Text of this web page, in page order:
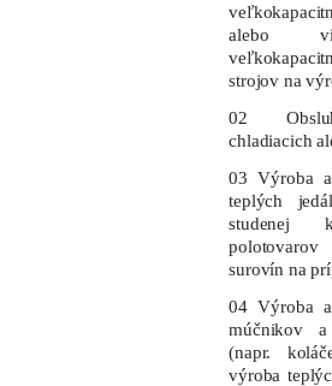
alebo
strojov na
02
chladiacich
03 Výroba
teplých
studenej
surovín na
04 Výroba
múčnikov
(napr.
výroba